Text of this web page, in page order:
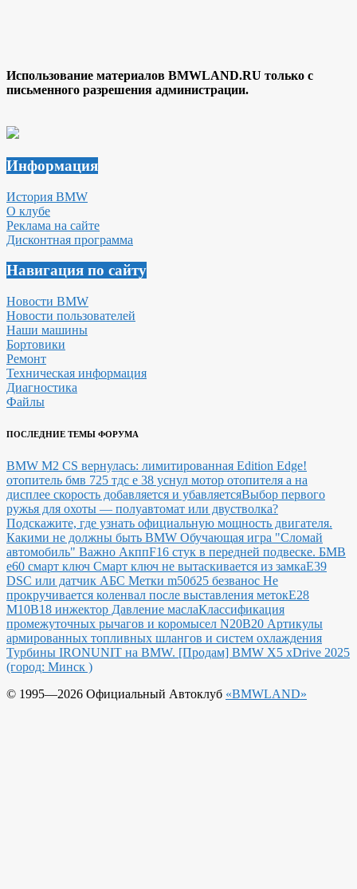
Использование материалов BMWLAND.RU только с
письменного разрешения администрации.
Информация
История BMW
О клубе
Реклама на сайте
Дисконтная программа
Навигация по сайту
Новости BMW
Новости пользователей
Наши машины
Бортовики
Ремонт
Техническая информация
Диагностика
Файлы
ПОСЛЕДНИЕ ТЕМЫ ФОРУМА
BMW M2 CS вернулась: лимитированная Edition Edge!
отопитель бмв 725 тдс е 38 уснул мотор отопителя а на
дисплее скорость добавляется и убавляетсяВыбор первого
ружья для охоты — полуавтомат или двустволка?
Подскажите, где узнать официальную мощность двигателя.
Какими не должны быть BMW Обучающая игра "Сломай
автомобиль" Важно АкппF16 стук в передней подвеске. БМВ
е60 смарт ключ Смарт ключ не вытаскивается из замкаE39
DSC или датчик АБС Метки m50б25 безванос Не
прокручивается коленвал после выставления метокЕ28
М10В18 инжектор Давление маслаКлассификация
промежуточных рычагов и коромысел N20B20 Артикулы
армированных топливных шлангов и систем охлаждения
Турбины IRONUNIT на BMW. [Продам] BMW X5 xDrive 2025
(город: Минск )
© 1995—2026 Официальный Автоклуб «BMWLAND»